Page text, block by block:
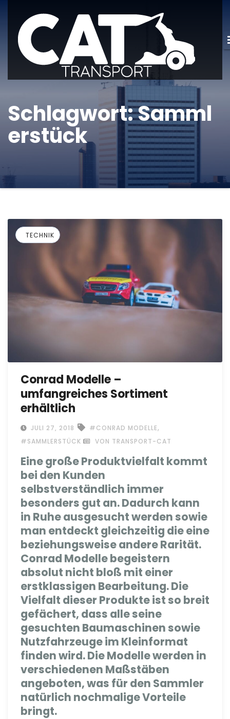
Schlagwort:Samml
erstück
TECHNIK
Conrad Modelle –
umfangreiches Sortiment
erhältlich
JULI 27, 2018 #CONRAD MODELLE,
#SAMMLERSTÜCK VON TRANSPORT-CAT
Eine große Produktvielfalt kommt
bei den Kunden
selbstverständlich immer
besonders gut an. Dadurch kann
in Ruhe ausgesucht werden sowie
man entdeckt gleichzeitig die eine
beziehungsweise andere Rarität.
Conrad Modelle begeistern
absolut nicht bloß mit einer
erstklassigen Bearbeitung. Die
Vielfalt dieser Produkte ist so breit
gefächert, dass alle seine
gesuchten Baumaschinen sowie
Nutzfahrzeuge im Kleinformat
finden wird. Die Modelle werden in
verschiedenen Maßstäben
angeboten, was für den Sammler
natürlich nochmalige Vorteile
bringt.